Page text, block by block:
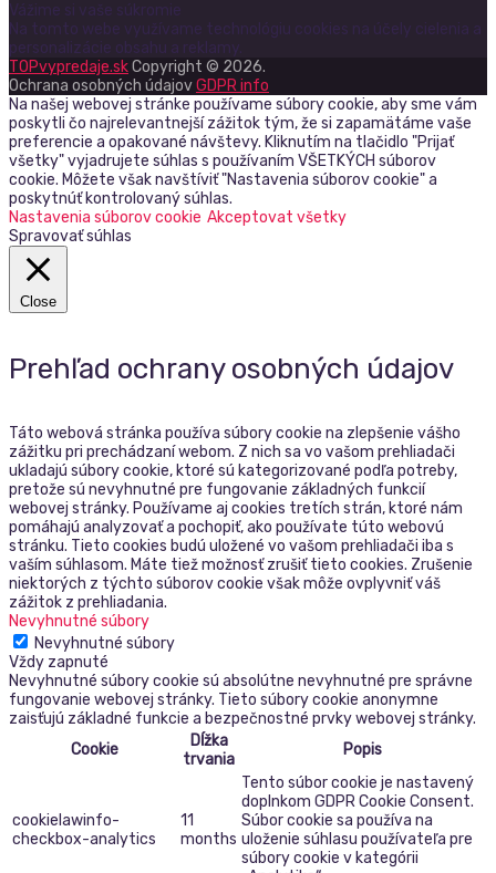
Vážime si vaše súkromie
Na tomto webe využívame technológiu cookies na účely cielenia a
personalizácie obsahu a reklamy.
TOPvypredaje.skCopyright © 2026.
Ochrana osobných údajovGDPR info
Na našej webovej stránke používame súbory cookie, aby sme vám
poskytli čo najrelevantnejší zážitok tým, že si zapamätáme vaše
preferencie a opakované návštevy. Kliknutím na tlačidlo "Prijať
všetky" vyjadrujete súhlas s používaním VŠETKÝCH súborov
cookie. Môžete však navštíviť "Nastavenia súborov cookie" a
poskytnúť kontrolovaný súhlas.
Nastavenia súborov cookie Akceptovat všetky
Spravovať súhlas
Close
Prehľad ochrany osobných údajov
Táto webová stránka používa súbory cookie na zlepšenie vášho
zážitku pri prechádzaní webom. Z nich sa vo vašom prehliadači
ukladajú súbory cookie, ktoré sú kategorizované podľa potreby,
pretože sú nevyhnutné pre fungovanie základných funkcií
webovej stránky. Používame aj cookies tretích strán, ktoré nám
pomáhajú analyzovať a pochopiť, ako používate túto webovú
stránku. Tieto cookies budú uložené vo vašom prehliadači iba s
vaším súhlasom. Máte tiež možnosť zrušiť tieto cookies. Zrušenie
niektorých z týchto súborov cookie však môže ovplyvniť váš
zážitok z prehliadania.
Nevyhnutné súbory
Nevyhnutné súbory
Vždy zapnuté
Nevyhnutné súbory cookie sú absolútne nevyhnutné pre správne
fungovanie webovej stránky. Tieto súbory cookie anonymne
zaisťujú základné funkcie a bezpečnostné prvky webovej stránky.
Cookie
Dĺžka
trvania
Popis
cookielawinfo-
checkbox-analytics
11
months
Tento súbor cookie je nastavený
doplnkom GDPR Cookie Consent.
Súbor cookie sa používa na
uloženie súhlasu používateľa pre
súbory cookie v kategórii